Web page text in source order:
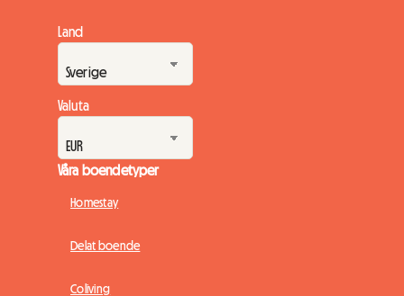
Land
Valuta
Våra boendetyper
Homestay
Delat boende
Coliving